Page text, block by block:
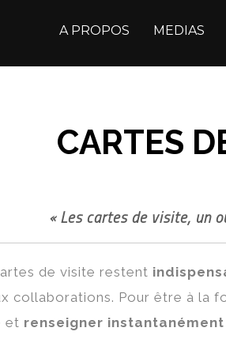
A PROPOS MEDIAS
CARTES
« Les cartes de visite, un
de visite restent
collaborations. Pour être à la
et renseigner